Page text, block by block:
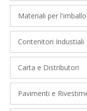
Materiali per l'imballo
Contenitori Industiali
Carta e Distributori
Pavimenti e